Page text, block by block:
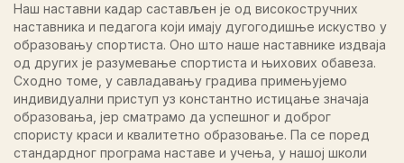
Наш наставни кадар састављен је од високостручних
наставника и педагога који имају дугогодишње искуство у
образовању спортиста. Оно што наше наставнике издваја
од других је разумевање спортиста и њихових обавеза.
Сходно томе, у савладавању градива примењујемо
индивидуални приступ уз константно истицање значаја
образовања, јер сматрамо да успешног и доброг
спористу краси и квалитетно образовање. Па се поред
стандардног програма наставе и учења, у нашој школи